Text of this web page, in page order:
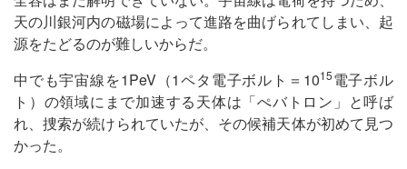
天の川銀河内の磁場によって進路を曲げられてしまい、起
源をたどるのが難しいからだ。
中でも宇宙線を1PeV（1ペタ電子ボルト＝1015電子ボル
ト）の領域にまで加速する天体は「ぺバトロン」と呼ば
れ、捜索が続けられていたが、その候補天体が初めて見つ
かった。